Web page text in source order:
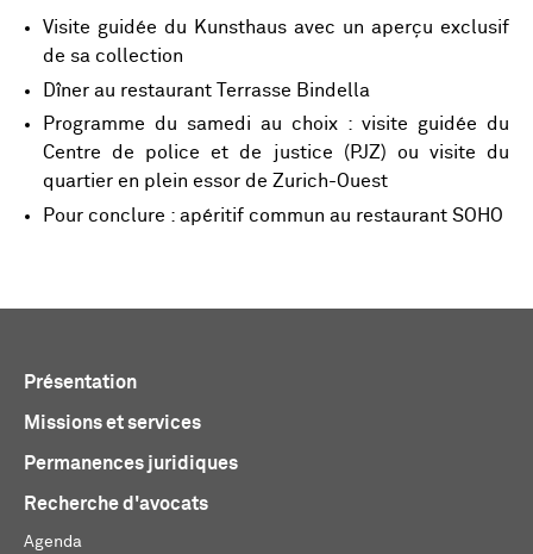
Visite guidée du Kunsthaus avec un aperçu exclusif
de sa collection
Dîner au restaurant Terrasse Bindella
Programme du samedi au choix : visite guidée du
Centre de police et de justice (PJZ) ou visite du
quartier en plein essor de Zurich-Ouest
Pour conclure : apéritif commun au restaurant SOHO
Présentation
Missions et services
Permanences juridiques
Recherche d'avocats
Agenda